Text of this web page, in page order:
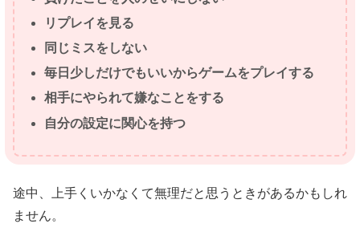
リプレイを見る
同じミスをしない
毎日少しだけでもいいからゲームをプレイする
相手にやられて嫌なことをする
自分の設定に関心を持つ
途中、上手くいかなくて無理だと思うときがあるかもしれ
ません。